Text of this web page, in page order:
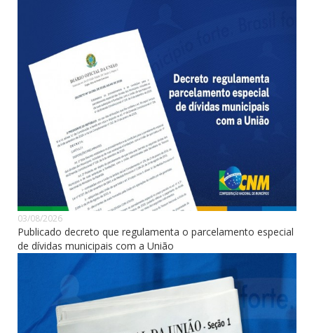
03/08/2026
Publicado decreto que regulamenta o parcelamento especial
de dívidas municipais com a União